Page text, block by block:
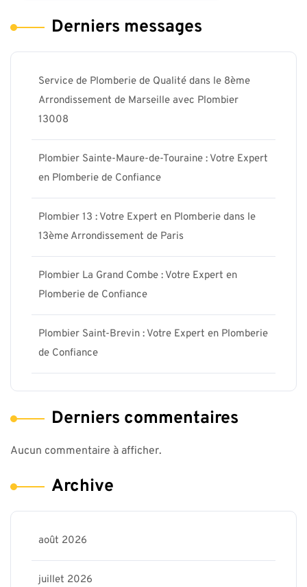
Derniers messages
Service de Plomberie de Qualité dans le 8ème
Arrondissement de Marseille avec Plombier
13008
Plombier Sainte-Maure-de-Touraine : Votre Expert
en Plomberie de Confiance
Plombier 13 : Votre Expert en Plomberie dans le
13ème Arrondissement de Paris
Plombier La Grand Combe : Votre Expert en
Plomberie de Confiance
Plombier Saint-Brevin : Votre Expert en Plomberie
de Confiance
Derniers commentaires
Aucun commentaire à afficher.
Archive
août 2026
juillet 2026